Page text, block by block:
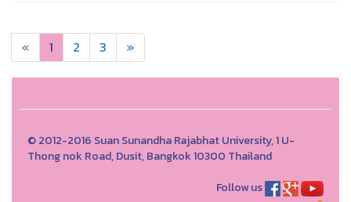
« 1 2 3 »
© 2012-2016 Suan Sunandha Rajabhat University, 1 U-
Thong nok Road, Dusit, Bangkok 10300 Thailand
Follow us